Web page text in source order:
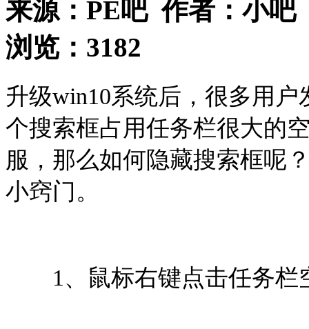
来源： PE吧作者：小吧
浏览： 3182
升级win10系统后，很多用
个搜索框占用任务栏很大的
服，那么如何隐藏搜索框呢
小窍门。
1、鼠标右键点击任务栏